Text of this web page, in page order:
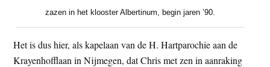
zazen in het klooster Albertinum, begin jaren ’90.
Het is dus hier, als kapelaan van de H. Hartparochie aan de
Krayenhofflaan in Nijmegen, dat Chris met zen in aanraking